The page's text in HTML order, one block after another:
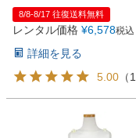
ー(KD149)ダスティローズ
8/8-8/17 往復送料無料
レンタル価格 ¥6,578税込
詳細を見る
5.00 （1